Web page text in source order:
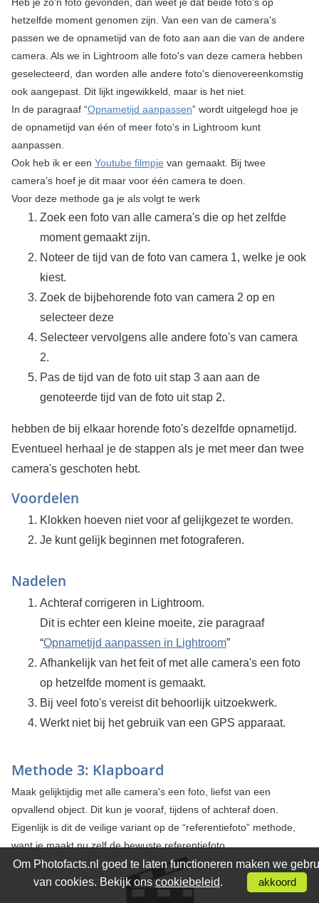
hetzelfde moment genomen zijn. Van een van de camera's
passen we de opnametijd van de foto aan aan die van de andere
camera. Als we in Lightroom alle foto's van deze camera hebben
geselecteerd, dan worden alle andere foto's dienovereenkomstig
ook aangepast. Dit lijkt ingewikkeld, maar is het niet.
In de paragraaf “Opnametijd aanpassen” wordt uitgelegd hoe je
de opnametijd van één of meer foto's in Lightroom kunt
aanpassen.
Ook heb ik er een Youtube filmpje van gemaakt. Bij twee
camera's hoef je dit maar voor één camera te doen.
Voor deze methode ga je als volgt te werk
Zoek een foto van alle camera's die op het zelfde
moment gemaakt zijn.
Noteer de tijd van de foto van camera 1, welke je ook
kiest.
Zoek de bijbehorende foto van camera 2 op en
selecteer deze
Selecteer vervolgens alle andere foto's van camera
2.
Pas de tijd van de foto uit stap 3 aan aan de
genoteerde tijd van de foto uit stap 2.
hebben de bij elkaar horende foto's dezelfde opnametijd.
Eventueel herhaal je de stappen als je met meer dan twee
camera's geschoten hebt.
Voordelen
Klokken hoeven niet voor af gelijkgezet te worden.
Je kunt gelijk beginnen met fotograferen.
Nadelen
Achteraf corrigeren in Lightroom.
Dit is echter een kleine moeite, zie paragraaf
“Opnametijd aanpassen in Lightroom”
Afhankelijk van het feit of met alle camera's een foto
op hetzelfde moment is gemaakt.
Bij veel foto's vereist dit behoorlijk uitzoekwerk.
Werkt niet bij het gebruik van een GPS apparaat.
Methode 3: Klapboard
Maak gelijktijdig met alle camera's een foto, liefst van een
opvallend object. Dit kun je vooraf, tijdens of achteraf doen.
Eigenlijk is dit de veilige variant op de “referentiefoto” methode,
want je maakt nu zelf de bewuste referentiefoto.
Om Photofacts.nl goed te laten functioneren maken we
van cookies. Bekijk onscookiebeleid. akkoord